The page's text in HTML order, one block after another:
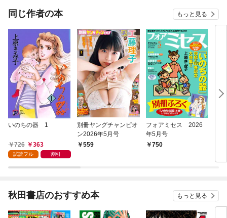
同じ作者の本 もっと見る
いのちの器 1
726 363
試読フル 割引
別冊ヤングチャンピオ
ン2026年5月号
559
フォアミセス 2026
年5月号
750
秋田書店のおすすめ本 もっと見る